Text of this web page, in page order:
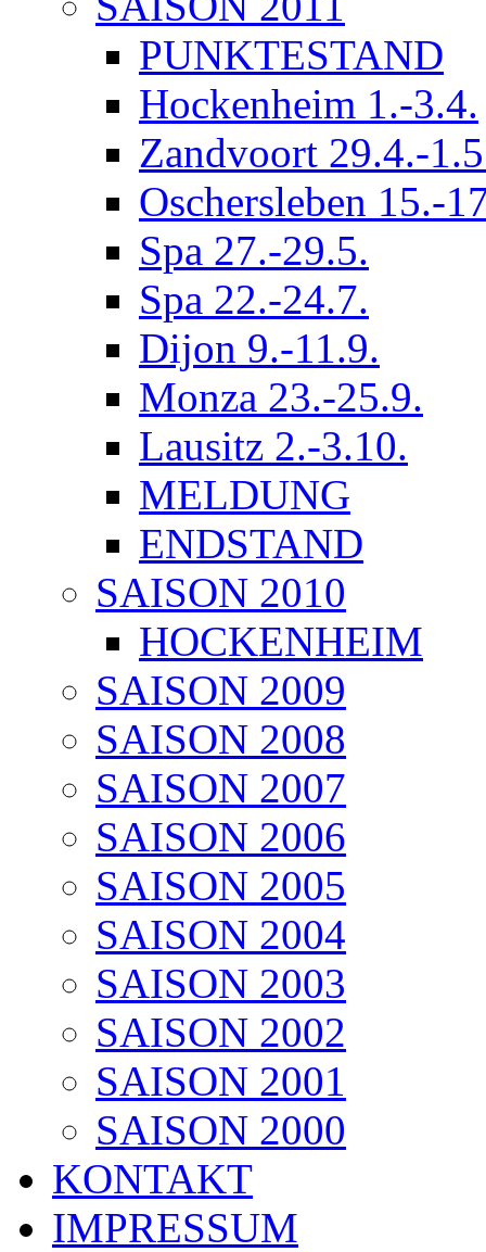
PUNKTESTAND
Hockenheim 1.-3.4.
Zandvoort 29.4.-
Oschersleben 15.-
Spa 27.-29.5.
Spa 22.-24.7.
Dijon 9.-11.9.
Monza 23.-25.9.
Lausitz 2.-3.10.
MELDUNG
ENDSTAND
SAISON 2010
HOCKENHEIM
SAISON 2009
SAISON 2008
SAISON 2007
SAISON 2006
SAISON 2005
SAISON 2004
SAISON 2003
SAISON 2002
SAISON 2001
SAISON 2000
KONTAKT
IMPRESSUM